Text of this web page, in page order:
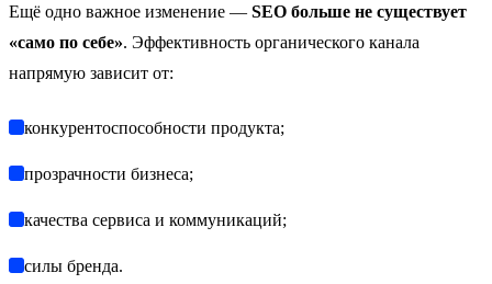
Ещё одно важное изменение — SEO больше не существует
«само по себе». Эффективность органического канала
напрямую зависит от:
конкурентоспособности продукта;
прозрачности бизнеса;
качества сервиса и коммуникаций;
силы бренда.